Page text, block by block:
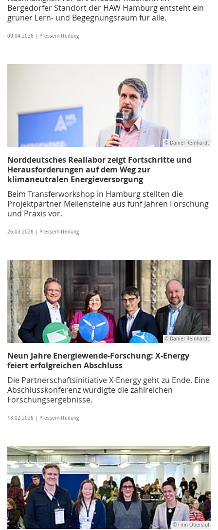
Bergedorfer Standort der HAW Hamburg entsteht ein
grüner Lern- und Begegnungsraum für alle.
09.04.2026 | Pressemitteilung
© Daniel Reinhardt
Norddeutsches Reallabor zeigt Fortschritte und
Herausforderungen auf dem Weg zur
klimaneutralen Energieversorgung
Beim Transferworkshop in Hamburg stellten die
Projektpartner Meilensteine aus fünf Jahren Forschung
und Praxis vor.
26.03.2026 | Pressemitteilung
© Daniel Reinhardt
Neun Jahre Energiewende-Forschung: X-Energy
feiert erfolgreichen Abschluss
Die Partnerschaftsinitiative X-Energy geht zu Ende. Eine
Abschlusskonferenz würdigte die zahlreichen
Forschungsergebnisse.
18.02.2026 | Pressemitteilung
© Finn Obenauf